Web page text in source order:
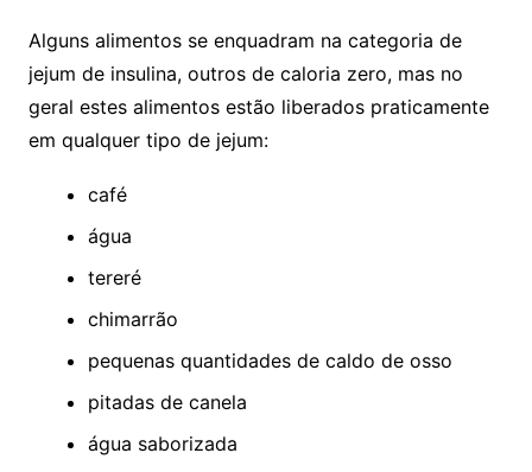
Alguns alimentos se enquadram na categoria de
jejum de insulina, outros de caloria zero, mas no
geral estes alimentos estão liberados praticamente
em qualquer tipo de jejum:
café
água
tereré
chimarrão
pequenas quantidades de caldo de osso
pitadas de canela
água saborizada